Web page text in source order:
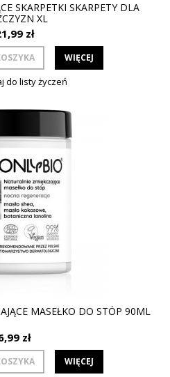
SKARPETKI SKARPETY DLA
XL
zł
WIĘCEJ
do listy życzeń
MASEŁKO DO STÓP 90ML
zł
WIĘCEJ